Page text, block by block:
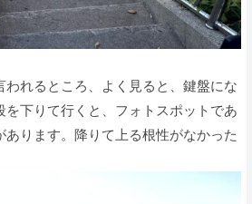
われるところ、よく見ると、鍵盤にな
を下りて行くと、フォトスポットであ
あります。降りて上る根性がなかった